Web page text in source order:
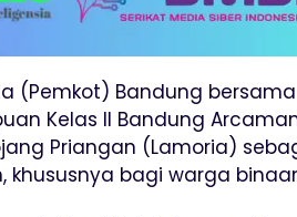
(Pemkot) Bandung bersama
Kelas II Bandung
Priangan (Lamoria)
bagi warga